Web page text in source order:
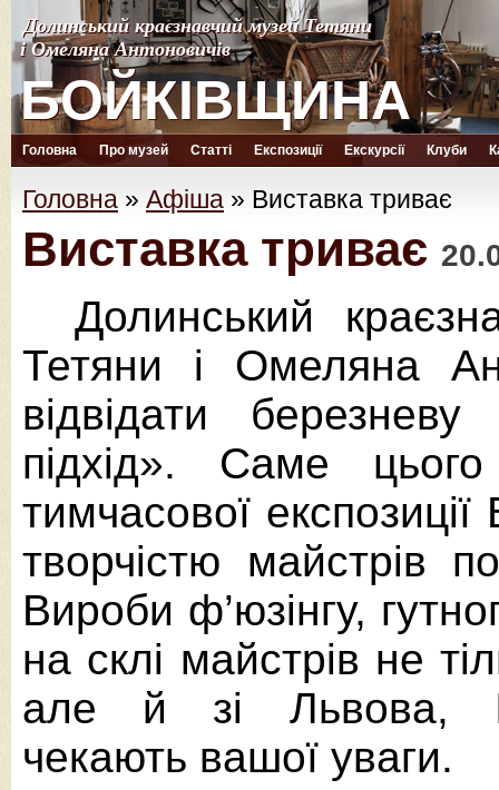
Долинський краєзнавчий музей Тетяни
і Омеляна Антоновичів
БОЙКІВЩИНА
Долинський краєзнавчий музей Тетяни
і Омеляна Антоновичів
БОЙКІВЩИНА
Головна Про музей Статті Експозиції Екскурсії Клуби
Головна » Афіша » Виставка триває
Виставка триває
Долинський
Тетяни і Омеляна
відвідати
підхід». Саме
тимчасової
творчістю майстрів
Вироби ф’юзінгу,
на склі майстрів не
але й зі Львова,
чекають вашої уваги.